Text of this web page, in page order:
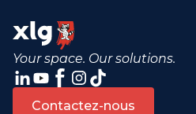
Your space. Our solutions.
Contactez-nous